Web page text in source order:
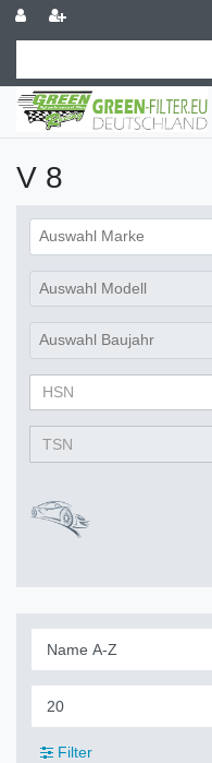
V 8
Auswahl Marke
Auswahl Modell
Auswahl Baujahr
Filter